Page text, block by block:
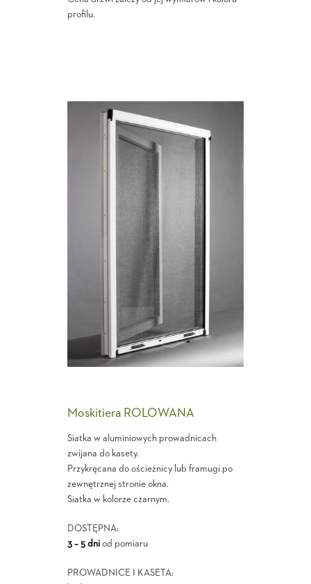
profilu.
Moskitiera ROLOWANA
Siatka w aluminiowych prowadnicach
zwijana do kasety.
Przykręcana do ościeżnicy lub framugi po
zewnętrznej stronie okna.
Siatka w kolorze czarnym.
DOSTĘPNA:
3 – 5 dniod pomiaru
PROWADNICE I KASETA: